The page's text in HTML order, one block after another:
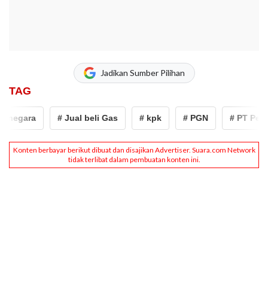
Jadikan Sumber Pilihan
TAG
# Jual beli Gas # kpk # PGN # PT